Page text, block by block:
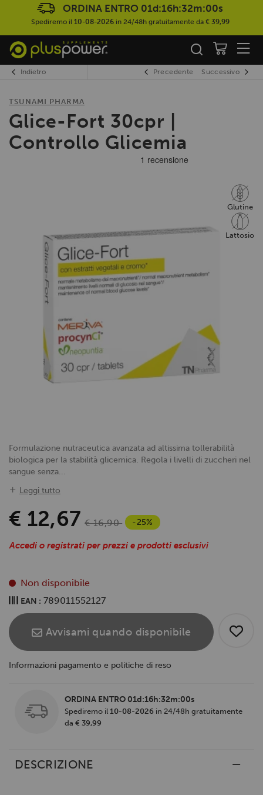
ORDINA ENTRO01d:16h:31m:59s
Spediremo il 10-08-2026in 24/48h gratuitamente da € 39,99
Indietro Precedente Successivo
TSUNAMI PHARMA
Glice-Fort 30cpr |
Controllo Glicemia
Glutine
Lattosio
Formulazione nutraceutica avanzata ad altissima tollerabilità
biologica per la stabilità glicemica. Regola i livelli di zuccheri nel
sangue senza...
Leggi tutto
€ 12,67 € 16,90 -25%
Accedi o registrati per prezzi e prodotti esclusivi
Non disponibile
EAN : 789011552127
Avvisami quando disponibile
Informazioni pagamento e politiche di reso
ORDINA ENTRO 01d:16h:31m:59s
Spediremo il 10-08-2026 in 24/48h gratuitamente
da € 39,99
DESCRIZIONE